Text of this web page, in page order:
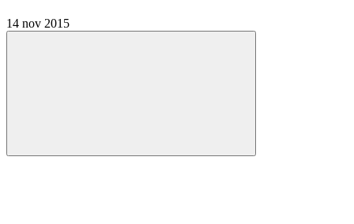
14 nov 2015
Compartilhar